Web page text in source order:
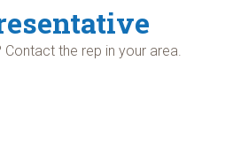
the rep in your area.